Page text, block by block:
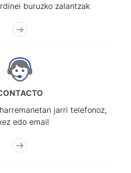
buruzko zalantzak
jarri telefonoz,
edo email